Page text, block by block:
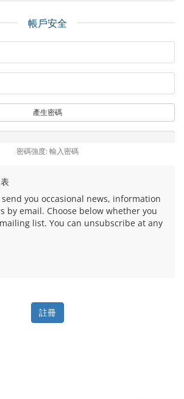
帳戶安全
產生密碼
密碼強度: 輸入密碼
you occasional news, information
by email. Choose below whether you
list. You can unsubscribe at any